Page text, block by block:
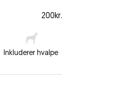
200kr.
Inkluderer hvalpe